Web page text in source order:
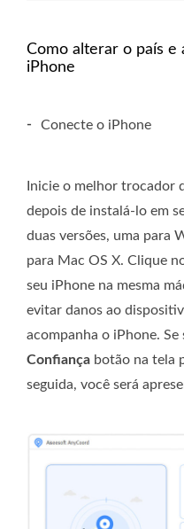
Como alterar o país e
iPhone
- Conecte o iPhone
Inicie o melhor trocador
depois de instalá-lo em
duas versões, uma
para Mac OS X. Clique
seu iPhone na mesma
evitar danos ao
acompanha o iPhone.
Confiança botão na tela
seguida, você será